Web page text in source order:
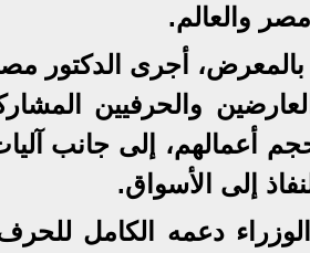
والعالم.
بالمعرض، أجرى الدكتور
والحرفيين
أعمالهم، إلى جانب
إلى الأسواق.
دعمه الكامل